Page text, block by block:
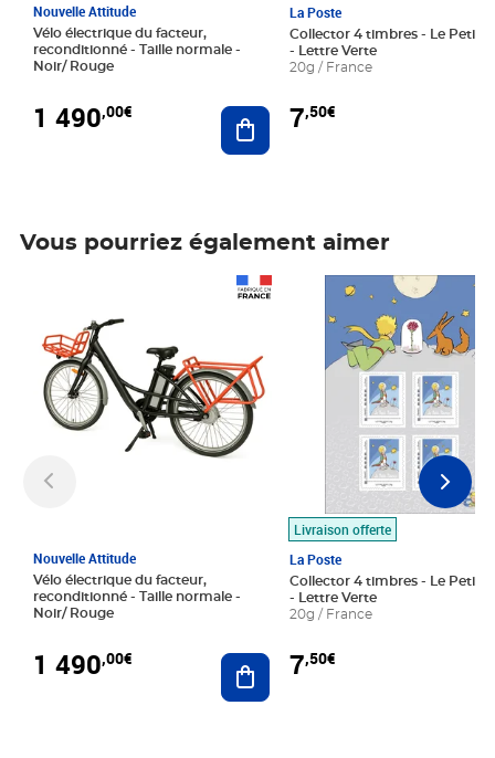
Nouvelle Attitude
Vélo électrique du facteur,
reconditionné - Taille normale -
Noir/ Rouge
1 490,00€ Ajouter au panier
La Poste
Collector 4 timbres - Le Petit
- Lettre Verte
20g / France
7,50€
Vous pourriez également aimer
Nouvelle Attitude
Vélo électrique du facteur,
reconditionné - Taille normale -
Noir/ Rouge
1 490,00€ Ajouter au panier
Livraison offerte
La Poste
Collector 4 timbres - Le Petit
- Lettre Verte
20g / France
7,50€
Prix 7,50€